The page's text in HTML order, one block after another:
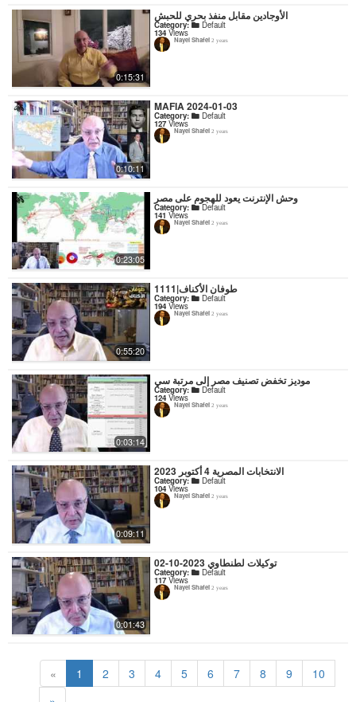
0:15:31
الأوجادين مقابل منفذ بحري للحبش
Category: Default
134 Views
Nayel Shafei 2 years
0:10:11
MAFIA 2024-01-03
Category: Default
127Views
Nayel Shafei 2 years
0:23:05
وحش الإنترنت يعود للهجوم على مصر
Category: Default
141 Views
Nayel Shafei 2 years
0:55:20
1111|طوفان الأكناف
Category: Default
194 Views
Nayel Shafei 2 years
0:03:14
موديز تخفض تصنيف مصر إلى مرتبة سي
Category: Default
124 Views
Nayel Shafei 2 years
0:09:11
الانتخابات المصرية 4 أكتوبر 2023
Category: Default
104 Views
Nayel Shafei 2 years
0:01:43
توكيلات لطنطاوي 2023-10-02
Category: Default
117Views
Nayel Shafei 2 years
« 1 2 3 4 5 6 7 8 9
10